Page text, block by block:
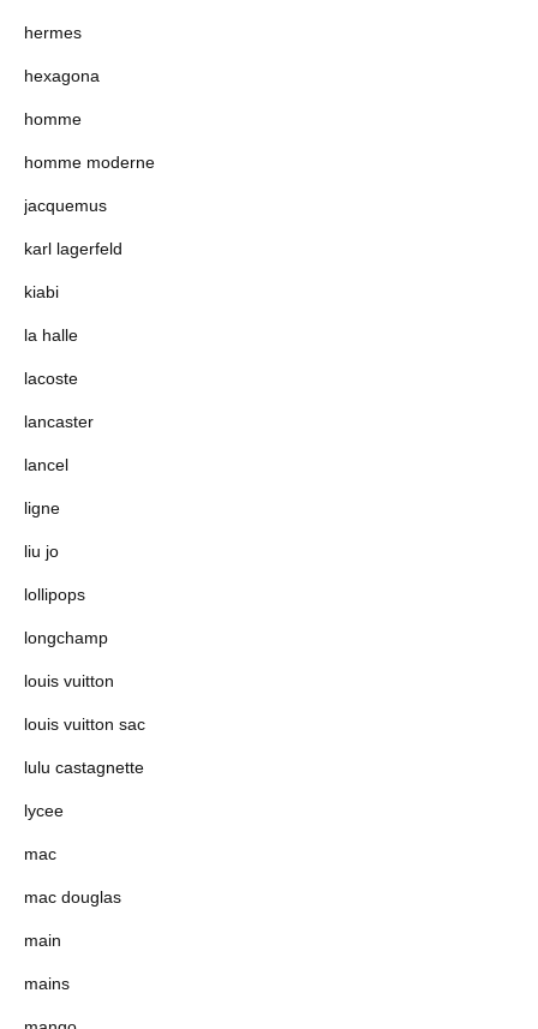
hermes
hexagona
homme
homme moderne
jacquemus
karl lagerfeld
kiabi
la halle
lacoste
lancaster
lancel
ligne
liu jo
lollipops
longchamp
louis vuitton
louis vuitton sac
lulu castagnette
lycee
mac
mac douglas
main
mains